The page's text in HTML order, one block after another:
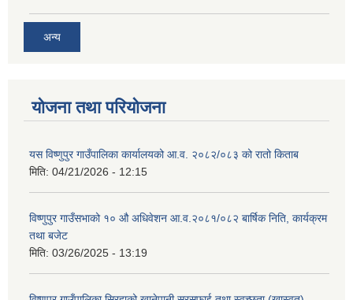
अन्य
योजना तथा परियोजना
यस विष्णुपुर गाउँपालिका कार्यालयको आ.व. २०८२/०८३ को रातो किताब
मिति: 04/21/2026 - 12:15
विष्णुपुर गाउँसभाको १० औ अधिवेशन आ.व.२०८१/०८२ बार्षिक निति, कार्यक्रम
तथा बजेट
मिति: 03/26/2025 - 13:19